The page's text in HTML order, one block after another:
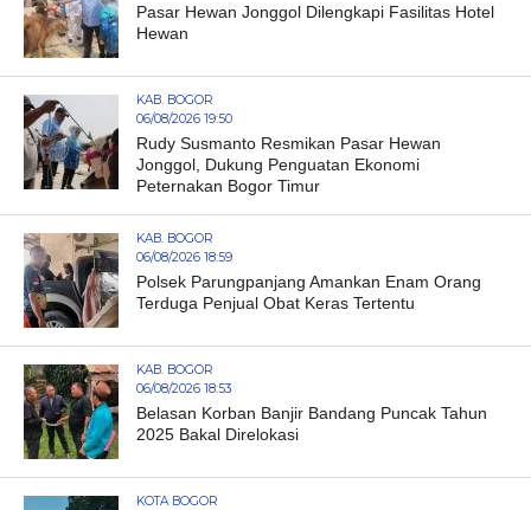
Pasar Hewan Jonggol Dilengkapi Fasilitas Hotel
Hewan
KAB. BOGOR
06/08/2026 19:50
Rudy Susmanto Resmikan Pasar Hewan
Jonggol, Dukung Penguatan Ekonomi
Peternakan Bogor Timur
KAB. BOGOR
06/08/2026 18:59
Polsek Parungpanjang Amankan Enam Orang
Terduga Penjual Obat Keras Tertentu
KAB. BOGOR
06/08/2026 18:53
Belasan Korban Banjir Bandang Puncak Tahun
2025 Bakal Direlokasi
KOTA BOGOR